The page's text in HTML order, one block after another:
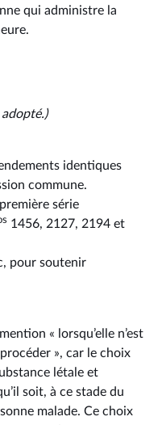
qui administre la
adopté.)
identiques
commune.
série
1456, 2127, 2194 et
pour soutenir
« lorsqu’elle n’est
», car le choix
létale et
soit, à ce stade du
malade. Ce choix